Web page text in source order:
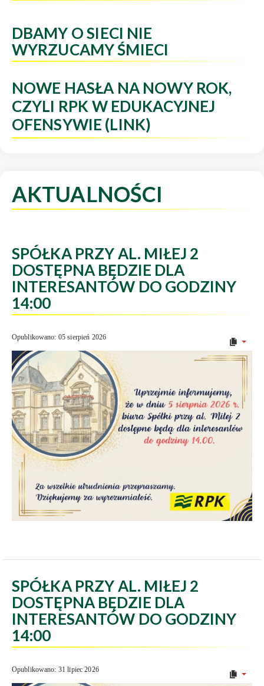
DBAMY O SIECI NIE
WYRZUCAMY ŚMIECI
NOWE HASŁA NA NOWY ROK,
CZYLI RPK W EDUKACYJNEJ
OFENSYWIE (LINK)
AKTUALNOŚCI
SPÓŁKA PRZY AL. MIŁEJ 2
DOSTĘPNA BĘDZIE DLA
INTERESANTÓW DO GODZINY
14:00
Opublikowano: 05 sierpień 2026
SPÓŁKA PRZY AL. MIŁEJ 2
DOSTĘPNA BĘDZIE DLA
INTERESANTÓW DO GODZINY
14:00
Opublikowano: 31 lipiec 2026